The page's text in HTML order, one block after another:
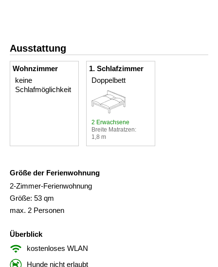
Ausstattung
Wohnzimmer
keine
Schlafmöglichkeit
1. Schlafzimmer
Doppelbett
2 Erwachsene
Breite Matratzen:
1,8 m
Größe der Ferienwohnung
2-Zimmer-Ferienwohnung
Größe: 53 qm
max. 2 Personen
Überblick
kostenloses WLAN
Hunde nicht erlaubt